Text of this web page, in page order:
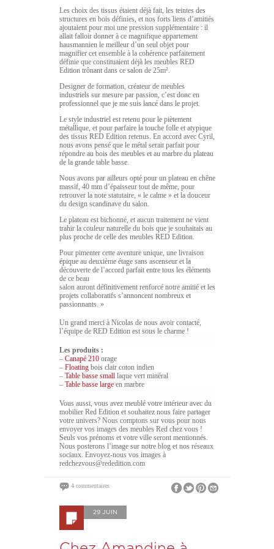
Les choix des tissus étaient déjà fait, les teintes des
structures en bois définies, et nos forts liens d’amitiés
ajoutaient pour moi une pression supplémentaire : il
allait falloir donner à ce magnifique appartement
hausmannien le meilleur d’un seul objet pour
magnifier cet ensemble à la cohérence parfaitement
définie que constituaient déjà les meubles RED
Edition trônant dans ce salon de 25m².
Designer de formation, créateur de meubles
industriels sur mesure par passion, c’est donc en
professionnel que je me suis lancé dans le projet.
Le style industriel est retenu pour le piètement
métallique, et pour parfaire la touche folle et atypique
des tissus RED Edition retenus. En accord avec Cyril,
nous avons pensé que le métal serait parfait pour
répondre au bois des meubles et au marbre du plateau
de la grande table basse.
Nous avons par ailleurs opté pour un plateau en chêne
massif, 40 mm d’épaisseur tout de même, pour
retrouver la note statutaire, « le calme » et la douceur
du design scandinave du salon.
Le plateau est bichonné, et aucun traitement ne vient
trahir la couleur naturelle du bois que je souhaitais au
plus proche de celle des meubles RED Edition.
Pour pimenter cette aventure unique, une livraison
épique au deuxième étage sans ascenseur et la
découverte de l’accord parfait entre tous les éléments
de ce beau
salon auront définitivement renforcé notre amitié et les
projets collaboratifs s’annoncent nombreux et
passionnants. »
Un grand merci à Nicolas de nous avoir contacté,
l’équipe de RED Edition est sous le charme !
Les produits :
– Canapé 210 orage
– Floatingbois clair coton indien
– Table basse smalllaque vert minéral
– Table basse largeen marbre
Vous aussi, vous avez meublé votre intérieur avec du
mobilier Red Edition et souhaitez nous faire partager
votre univers? Nous comptons sur vous pour nous
envoyer vos images des meubles Red chez vous !
Seuls vos prénoms et votre ville seront mentionnés.
Nous posterons l’image sur notre blog et nos réseaux
sociaux. Envoyez-nous vos images à
redchezvous@rededition.com
4 commentaires
29 JUIN